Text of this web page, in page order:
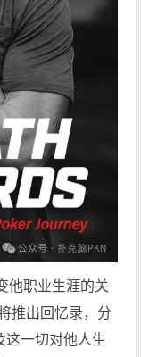
他职业生涯的关
推出回忆录，分
这一切对他人生